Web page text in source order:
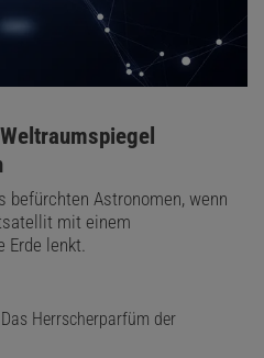
befürchten Astronomen, wenn
mit einem
lenkt.
Herrscherparfüm der